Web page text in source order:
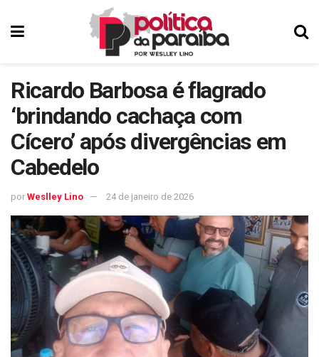
Ricardo Barbosa é flagrado
‘brindando cachaça com
Cícero’ após divergências em
Cabedelo
por Weslley Lino 24 de janeiro de 2026